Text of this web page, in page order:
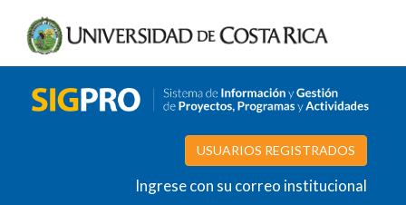
USUARIOS REGISTRADOS
Ingrese con su correo institucional